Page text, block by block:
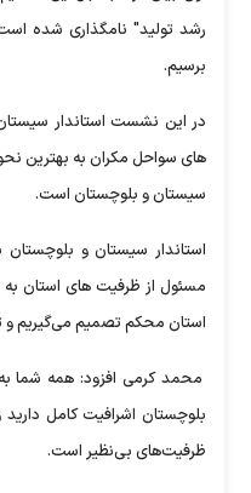
رشد تولید" نامگذاری شده
برسیم.
در این نشست استاندار
های سواحل مکران به بهترین نحو
سیستان و بلوچستان است.
استاندار سیستان و بلوچستان
مسئول از ظرفیت های استان به
استان محکم تصمیم می‌گیریم و
محمد کرمی افزود: همه شما
بلوچستان اشرافیت کامل
ظرفیت‌های بی‌نظیر است.